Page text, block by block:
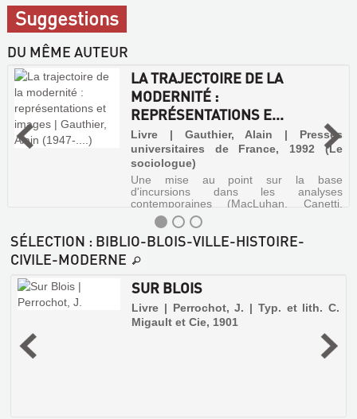
Suggestions
DU MÊME AUTEUR
LA TRAJECTOIRE DE LA
MODERNITÉ :
REPRÉSENTATIONS E...
Livre | Gauthier, Alain | Presses
universitaires de France, 1992 (Le
sociologue)
Une mise au point sur la base
d'incursions dans les analyses
contemporaines (MacLuhan, Canetti,
Deleuze...). La modernité poursuit son
trajet, mêlant les images, promouvant
l'opinion, propulsant la valeur dans une
SÉLECTION : BIBLIO-BLOIS-VILLE-HISTOIRE-
CIVILE-MODERNE
SUR BLOIS
Livre | Perrochot, J. | Typ. et lith. C.
Migault et Cie, 1901